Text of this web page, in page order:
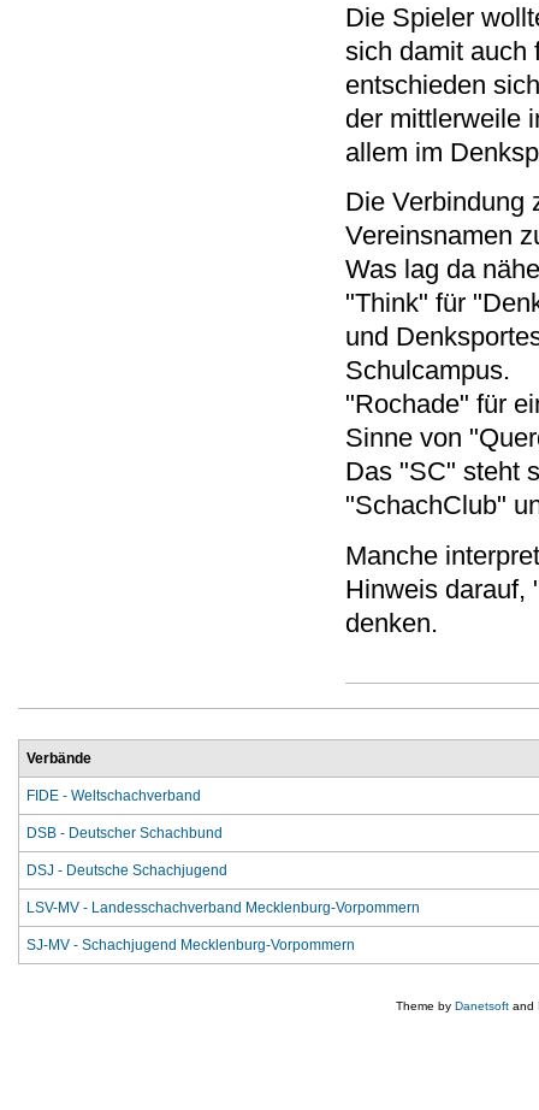
Die Spieler
sich damit auch
entschieden
der mittlerweile
allem im
Die Verbindung
Vereinsnamen
Was lag da
"Think" für
und
Schulcampus.
"Rochade" für
Sinne von
Das "SC" steht
"SchachClub"
Manche
Hinweis darauf,
denken.
Verbände
FIDE - Weltschachverband
DSB - Deutscher Schachbund
DSJ - Deutsche Schachjugend
LSV-MV - Landesschachverband Mecklenburg-Vorpommern
SJ-MV - Schachjugend Mecklenburg-Vorpommern
Theme by Danetsoft and